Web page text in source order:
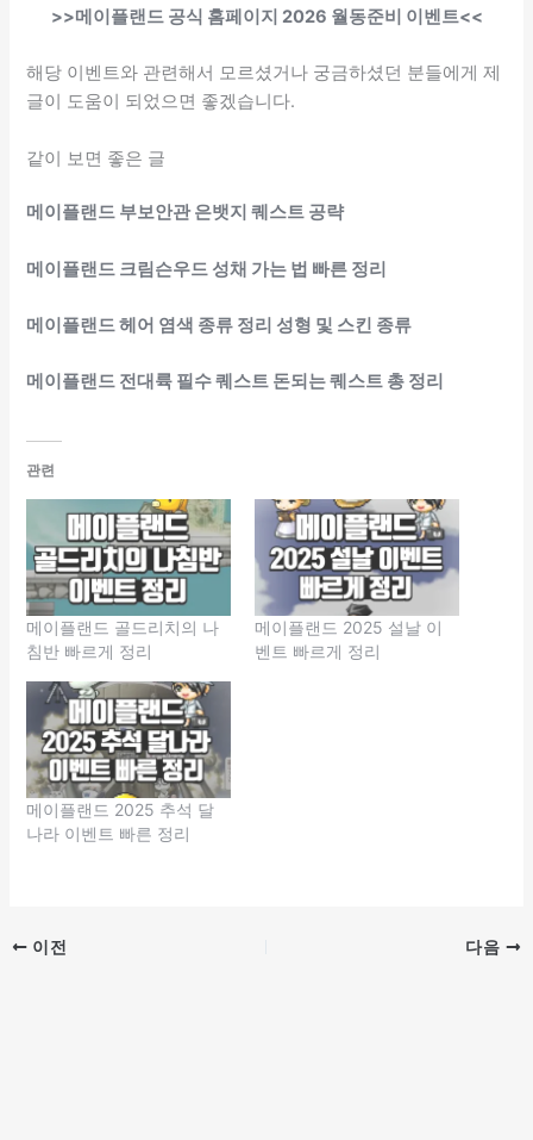
>>메이플랜드 공식 홈페이지 2026 월동준비 이벤트<<
해당 이벤트와 관련해서 모르셨거나 궁금하셨던 분들에게 제
글이 도움이 되었으면 좋겠습니다.
같이 보면 좋은 글
메이플랜드 부보안관 은뱃지 퀘스트 공략
메이플랜드 크림슨우드 성채 가는 법 빠른 정리
메이플랜드 헤어 염색 종류 정리 성형 및 스킨 종류
메이플랜드 전대륙 필수 퀘스트 돈되는 퀘스트 총 정리
관련
메이플랜드 골드리치의 나
침반 빠르게 정리
메이플랜드 2025 설날 이
벤트 빠르게 정리
메이플랜드 2025 추석 달
나라 이벤트 빠른 정리
이전 다음